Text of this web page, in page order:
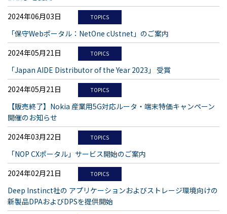
2024年06月03日
TOPICS
「保守Webポータル：NetOne cUstnet」のご案内
2024年05月21日
TOPICS
「Japan AIDE Distributor of the Year 2023」 受賞
2024年05月21日
TOPICS
【販売終了】Nokia 産業用5G対応ルータ・端末特価キャンペーン
開催のお知らせ
2024年03月22日
TOPICS
「NOP CXポータル」サービス開始のご案内
2024年02月21日
TOPICS
Deep Instinct社の アプリケーションおよびストレージ環境向けの
新製品DPAおよびDPSを提供開始